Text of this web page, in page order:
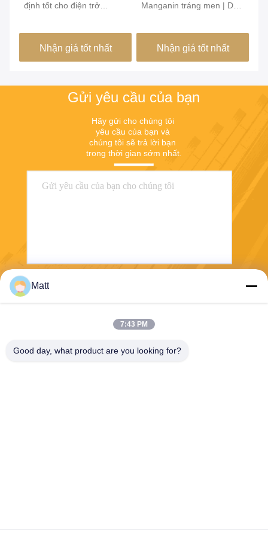
định tốt cho điện trở
Nhận giá tốt nhất
Manganin tráng men | Dây
6J8 6J11 6J13
Nhận giá tốt nhất
Gửi yêu cầu của bạn
Hãy gửi cho chúng tôi
yêu cầu của bạn và
chúng tôi sẽ trả lời bạn
trong thời gian sớm nhất.
Matt
7:43 PM
Good day, what product are you looking for?